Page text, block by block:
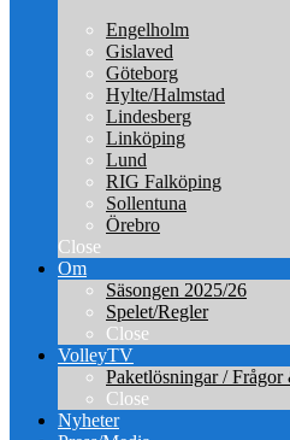
Engelholm
Gislaved
Göteborg
Hylte/Halmstad
Lindesberg
Linköping
Lund
RIG Falköping
Sollentuna
Örebro
Close
Om
Säsongen 2025/26
Spelet/Regler
Close
VolleyTV
Paketlösningar / Frågor
Close
Nyheter